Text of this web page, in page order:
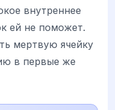
внутреннее
ей не поможет.
мертвую ячейку
в первые же